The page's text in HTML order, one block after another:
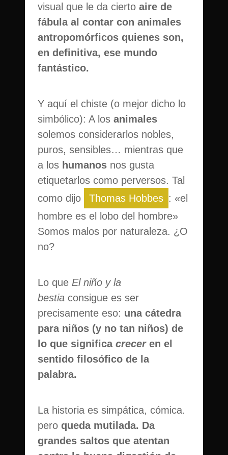
visual que le da cierto aire de
fábula al contar con animales
antropomórficos quienes son,
en definitiva, ese mundo
fantástico.
Y aquí el chiste (o mejor dicho lo
simbólico): A los animales
solemos considerarlos nobles,
puros, sensibles… mientras que
a los humanos nos gusta
etiquetarlos como perversos. Tal
como dijo
Thomas Hobbes : «el
hombre es el lobo del hombre»
Somos malos por naturaleza. ¿O
no?
Lo que El niño y la
bestia consigue es ser
precisamente eso: una cátedra
para niños (y no tan niños) de
lo que significa creceren el
sentido filosófico de la
palabra.
La historia es simpática, cómica.
pero queda mutilada. Da
grandes saltos que atentan